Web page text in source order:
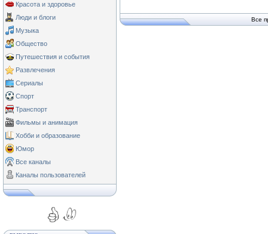
Красота и здоровье
Люди и блоги
Музыка
Общество
Путешествия и события
Развлечения
Сериалы
Спорт
Транспорт
Фильмы и анимация
Хобби и образование
Юмор
Все каналы
Каналы пользователей
Все